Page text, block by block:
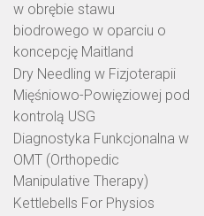
w obrębie stawu
biodrowego w oparciu o
koncepcję Maitland
Dry Needling w Fizjoterapii
Mięśniowo-Powięziowej pod
kontrolą USG
Diagnostyka Funkcjonalna w
OMT (Orthopedic
Manipulative Therapy)
Kettlebells For Physios